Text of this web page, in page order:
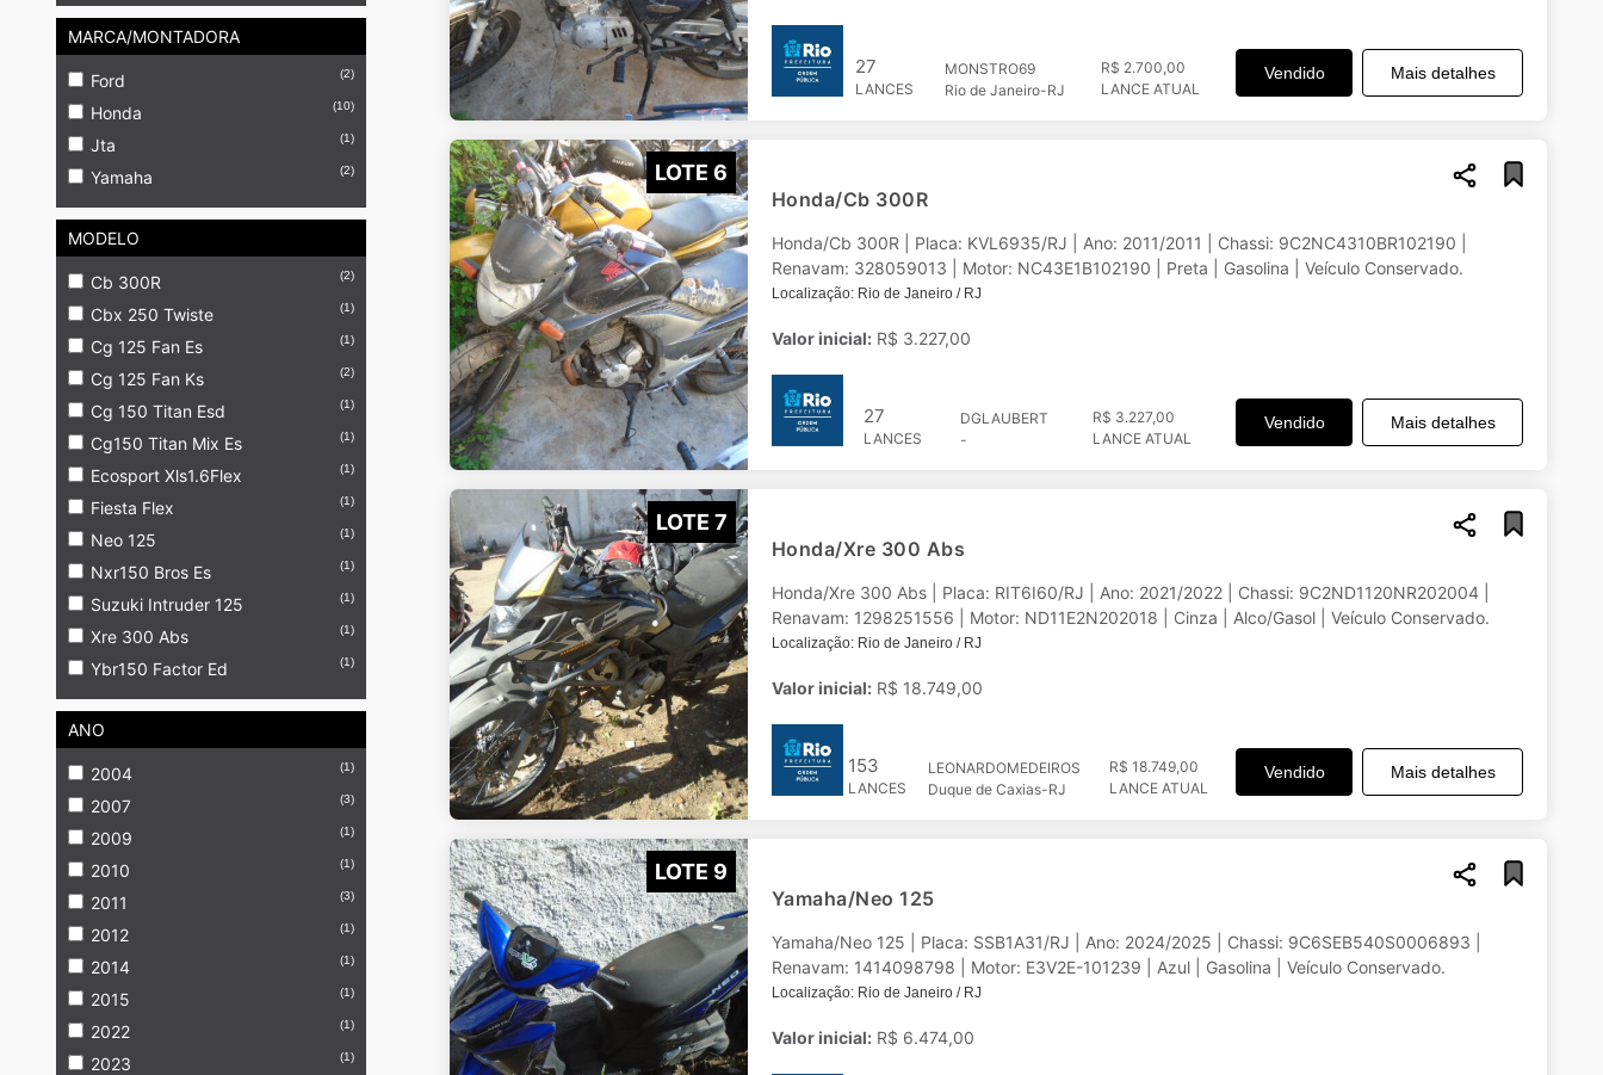
MARCA/MONTADORA
Ford (2)
Honda (10)
Jta (1)
Yamaha (2)
MODELO
Cb 300R (2)
Cbx 250 Twiste (1)
Cg 125 Fan Es (1)
Cg 125 Fan Ks (2)
Cg 150 Titan Esd (1)
Cg150 Titan Mix Es (1)
Ecosport Xls1.6Flex (1)
Fiesta Flex (1)
Neo 125 (1)
Nxr150 Bros Es (1)
Suzuki Intruder 125 (1)
Xre 300 Abs (1)
Ybr150 Factor Ed (1)
ANO
2004 (1)
2007 (3)
2009 (1)
2010 (1)
2011 (3)
2012 (1)
2014 (1)
2015 (1)
2022 (1)
2023 (1)
27
LANCES
MONSTRO69
Rio de Janeiro-RJ
R$ 2.700,00
LANCE ATUAL
Vendido Mais detalhes
LOTE 6
Honda/Cb 300R
Honda/Cb 300R | Placa: KVL6935/RJ | Ano: 2011/2011 | Chassi: 9C2NC4310BR102190 |
Renavam: 328059013 | Motor: NC43E1B102190 | Preta | Gasolina | Veículo Conservado.
Localização: Rio de Janeiro / RJ
Valor inicial: R$ 3.227,00
27
LANCES
DGLAUBERT
-
R$ 3.227,00
LANCE ATUAL
Vendido Mais detalhes
LOTE 7
Honda/Xre 300 Abs
Honda/Xre 300 Abs | Placa: RIT6I60/RJ | Ano: 2021/2022 | Chassi: 9C2ND1120NR202004 |
Renavam: 1298251556 | Motor: ND11E2N202018 | Cinza | Alco/Gasol | Veículo Conservado.
Localização: Rio de Janeiro / RJ
Valor inicial: R$ 18.749,00
153
LANCES
LEONARDOMEDEIROS
Duque de Caxias-RJ
R$ 18.749,00
LANCE ATUAL
Vendido Mais detalhes
LOTE 9
Yamaha/Neo 125
Yamaha/Neo 125 | Placa: SSB1A31/RJ | Ano: 2024/2025 | Chassi: 9C6SEB540S0006893 |
Renavam: 1414098798 | Motor: E3V2E-101239 | Azul | Gasolina | Veículo Conservado.
Localização: Rio de Janeiro / RJ
Valor inicial: R$ 6.474,00